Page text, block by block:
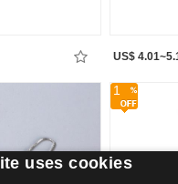
US$
1
uses cookies